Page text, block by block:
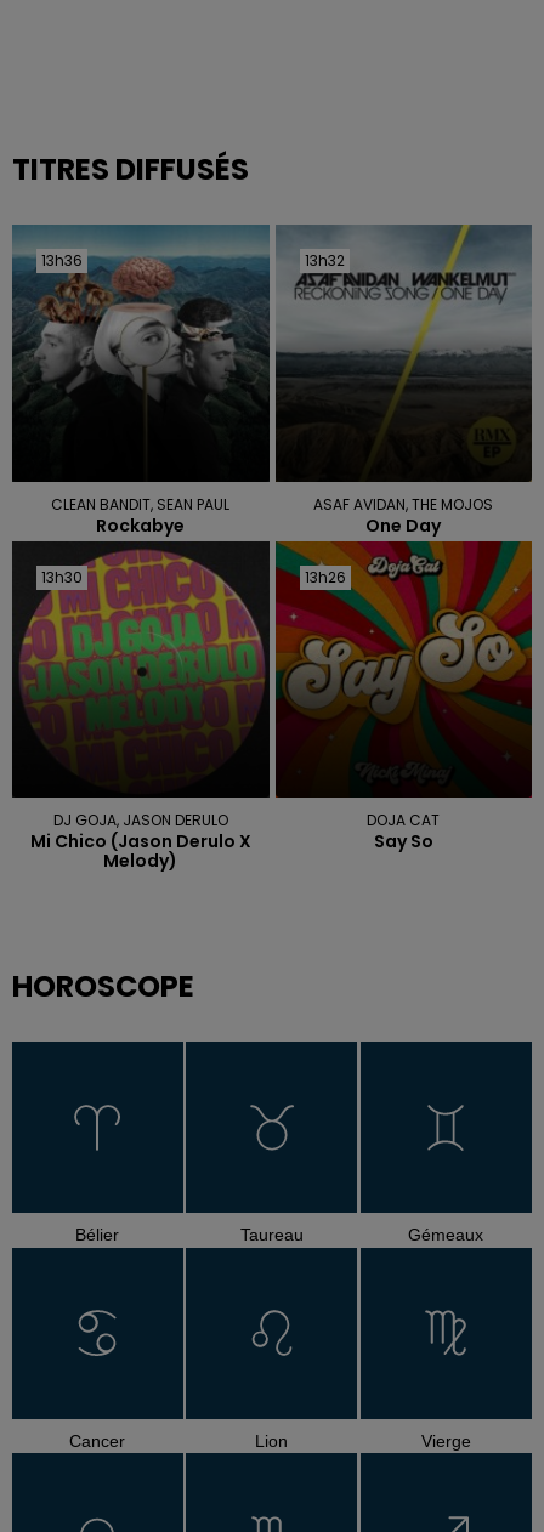
TITRES DIFFUSÉS
13h36
13h36
CLEAN BANDIT, SEAN PAUL
Rockabye
13h32
13h32
ASAF AVIDAN, THE MOJOS
One Day
13h30
13h30
DJ GOJA, JASON DERULO
Mi Chico (jason Derulo X
Melody)
13h26
13h26
DOJA CAT
Say So
HOROSCOPE
Bélier Taureau Gémeaux
Cancer Lion Vierge